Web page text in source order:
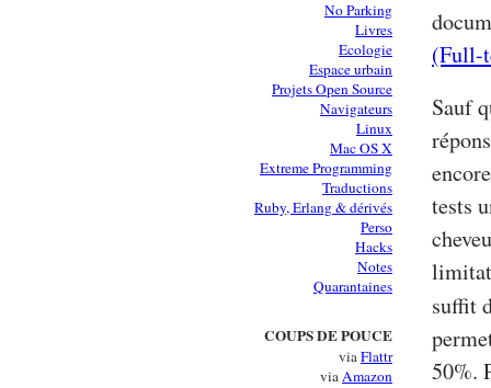
No Parking
Livres
Ecologie
Espace urbain
Projets Open Source
Navigateurs
Linux
Mac OS X
Extreme Programming
Traductions
Ruby, Erlang & dérivés
Perso
Hacks
Notes
Quarantaines
COUPS DE POUCE
viaFlattr
viaAmazon
(Full-
Sauf
tests
suffit
50%.